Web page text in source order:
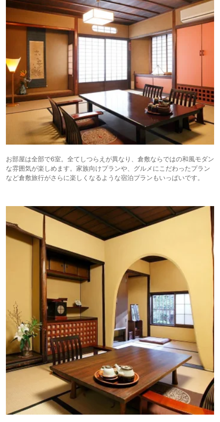
お部屋は全部で6室。全てしつらえが異なり、倉敷ならではの和風モダン
な雰囲気が楽しめます。家族向けプランや、グルメにこだわったプラン
など倉敷旅行がさらに楽しくなるような宿泊プランもいっぱいです。